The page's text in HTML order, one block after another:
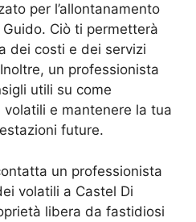
per l’allontanamento
Ciò ti permetterà
dei costi e dei servizi
un professionista
utili su come
e mantenere la tua
future.
un professionista
volatili a Castel Di
libera da fastidiosi